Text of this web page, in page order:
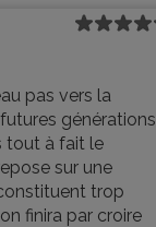
pas vers la
générations
tout à fait le
sur une
trop
finira par croire